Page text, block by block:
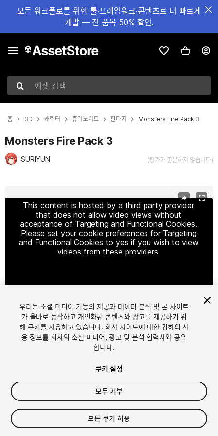
모든 워크플로를 위한 툴·프레임워크·콘텐츠로 더 빠르게
개발 — 전 품목 50% 할인.
에셋 검색
홈 3D 캐릭터 휴머노이드 판타지 Monsters Fire Pack 3
Monsters Fire Pack 3
SURIYUN (평가가 충분하지 않습니다)
This content is hosted by a third party provider
that does not allow video views without
acceptance of Targeting and Functional Cookies.
Please set your cookie preferences for Targeting
and Functional Cookies to yes if you wish to view
videos from these providers.
1/3
$39
FLASH DEAL 플래시 딜이 17 일내 시작됩니다
세금/부가세는 결제 시 반영됩니다.
우리는 소셜 미디어 기능의 제공과 데이터 분석 및 본 사이트
가 올바로 동작하고 개인화된 콘텐츠와 광고를 제공하기 위
해 쿠키를 사용하고 있습니다. 회사 사이트에 대한 귀하의 사
용 정보를 회사의 소셜 미디어, 광고 및 분석 협력사와 공유
합니다.
쿠키 설정
모두 거부
모든 쿠키 허용